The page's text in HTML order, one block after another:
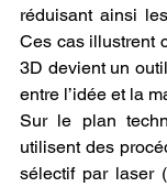
réduisant ainsi
Ces cas illustrent
3D devient un
entre l’idée et la
Sur le plan
utilisent des
sélectif par laser